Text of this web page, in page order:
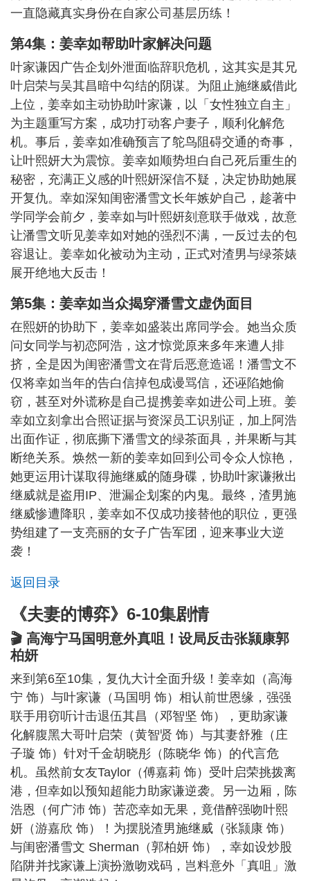
一直隐藏真实身份在自家公司基层历练！
第4集：姜幸如帮助叶家解决问题
叶家谦因广告企划外泄面临辞职危机，这其实是其兄
叶启荣与吴其昌暗中勾结的阴谋。为阻止施继威借此
上位，姜幸如主动协助叶家谦，以「女性独立自主」
为主题重写方案，成功打动客户妻子，顺利化解危
机。事后，姜幸如准确预言了鸵鸟阻碍交通的奇事，
让叶熙妍大为震惊。姜幸如顺势坦白自己死后重生的
秘密，充满正义感的叶熙妍深信不疑，决定协助她展
开复仇。幸如深知闺密潘雪文长年嫉妒自己，趁著中
学同学会前夕，姜幸如与叶熙妍刻意联手做戏，故意
让潘雪文听见姜幸如对她的强烈不满，一反过去的包
容退让。姜幸如化被动为主动，正式对渣男与绿茶婊
展开绝地大反击！
第5集：姜幸如当众揭穿潘雪文虚伪面目
在熙妍的协助下，姜幸如盛装出席同学会。她当众质
问女同学与初恋阿浩，这才惊觉原来多年来遭人排
挤，全是因为闺密潘雪文在背后恶意造谣！潘雪文不
仅将幸如当年的告白信掉包成谩骂信，还诬陷她偷
窃，甚至对外谎称是自己提携姜幸如进公司上班。姜
幸如立刻拿出合照证据与资深员工识别证，加上阿浩
出面作证，彻底撕下潘雪文的绿茶面具，并果断与其
断绝关系。焕然一新的姜幸如回到公司令众人惊艳，
她更运用计谋取得施继威的随身碟，协助叶家谦揪出
继威就是盗用IP、泄漏企划案的内鬼。最终，渣男施
继威惨遭降职，姜幸如不仅成功接替他的职位，更强
势组建了一支亮丽的女子广告军团，迎来事业大逆
袭！
返回目录
《夫妻的博弈》6-10集剧情
🎬 高海宁马国明意外真咀！设局反击张颕康郭
柏妍
来到第6至10集，复仇大计全面升级！姜幸如（高海
宁 饰）与叶家谦（马国明 饰）相认前世恩缘，强强
联手用窃听计击退伍其昌（邓智坚 饰），更助家谦
化解腹黑大哥叶启荣（黄智贤 饰）与其妻舒雅（庄
子璇 饰）针对千金胡晓彤（陈晓华 饰）的代言危
机。虽然前女友Taylor（傅嘉莉 饰）受叶启荣挑拨离
港，但幸如以预知超能力助家谦逆袭。另一边厢，陈
浩恩（何广沛 饰）苦恋幸如无果，竟借醉强吻叶熙
妍（游嘉欣 饰）！为摆脱渣男施继威（张颕康 饰）
与闺密潘雪文 Sherman（郭柏妍 饰），幸如设炒股
陷阱并找家谦上演扮激吻戏码，岂料意外「真咀」激